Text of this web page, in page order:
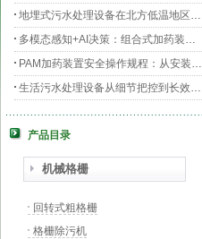
地埋式污水处理设备在北方低温地区的运行稳定性：挑战与对策
多模态感知+AI决策：组合式加药装置的智能运维新范式
PAM加药装置安全操作规程：从安装到运维的全流程规范
生活污水处理设备从细节把控到长效运行的全流程指南
膜片曝气器安装指南，从池底准备到运行测试
PAC加药装置工业水处理的“化学魔法师”
产品目录
机械格栅
回转式粗格栅
格栅除污机